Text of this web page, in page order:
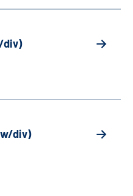
div)
div)